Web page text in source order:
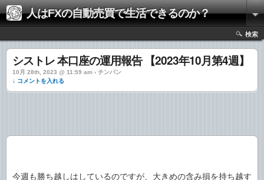
人はFXの自動売買で生活できるのか？
検索
シストレ 本口座の運用報告 【2023年10月第4週】
10月 28th, 2023 @ 11:59 am › チンパン
↓ コメントを入れる
今週も勝ち越しはしているのですが、大きめの含み損を持ち越す